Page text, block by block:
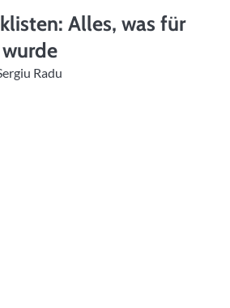
Alles, was für
Radu